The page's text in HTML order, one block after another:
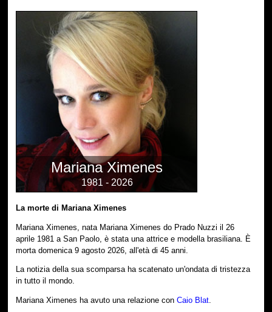
Mariana Ximenes
1981 - 2026
La morte di Mariana Ximenes
Mariana Ximenes, nata Mariana Ximenes do Prado Nuzzi il 26
aprile 1981 a San Paolo, è stata una attrice e modella brasiliana. È
morta domenica 9 agosto 2026, all'età di 45 anni.
La notizia della sua scomparsa ha scatenato un'ondata di tristezza
in tutto il mondo.
Mariana Ximenes ha avuto una relazione conCaio Blat.